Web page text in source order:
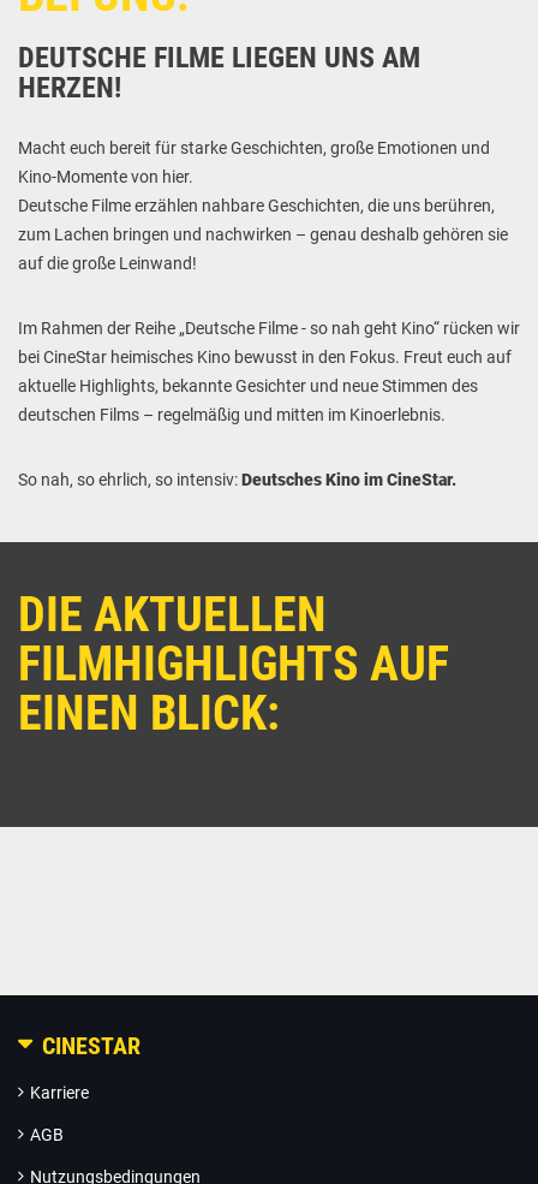
DEUTSCHE FILME LIEGEN UNS AM
HERZEN!
Macht euch bereit für starke Geschichten, große Emotionen und
Kino-Momente von hier.
Deutsche Filme erzählen nahbare Geschichten, die uns berühren,
zum Lachen bringen und nachwirken – genau deshalb gehören sie
auf die große Leinwand!
Im Rahmen der Reihe „Deutsche Filme - so nah geht Kino“ rücken wir
bei CineStar heimisches Kino bewusst in den Fokus. Freut euch auf
aktuelle Highlights, bekannte Gesichter und neue Stimmen des
deutschen Films – regelmäßig und mitten im Kinoerlebnis.
So nah, so ehrlich, so intensiv:Deutsches Kino im CineStar.
DIE AKTUELLEN
FILMHIGHLIGHTS AUF
EINEN BLICK:
CINESTAR
Karriere
AGB
Nutzungsbedingungen